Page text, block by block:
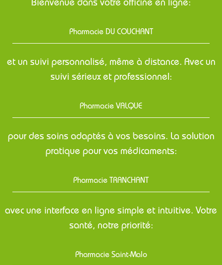
Bienvenue dans votre officine en ligne:
Pharmacie DU COUCHANT
et un suivi personnalisé, même à distance. Avec un
suivi sérieux et professionnel:
Pharmacie VALQUE
pour des soins adaptés à vos besoins. La solution
pratique pour vos médicaments:
Pharmacie TRANCHANT
avec une interface en ligne simple et intuitive. Votre
santé, notre priorité:
Pharmacie Saint-Malo